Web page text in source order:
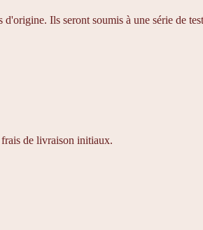
Ils seront soumis à une série de
frais de livraison initiaux.